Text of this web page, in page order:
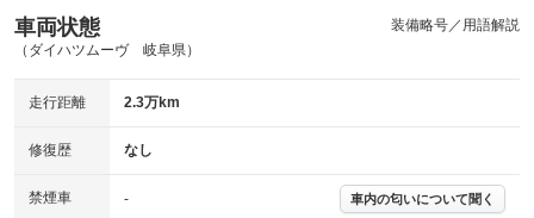
機関 主要機関に不具合はありません。
※グー鑑定は保証サービスではございません。購入時は必ず現車をご確認
下さい。
※実際にお渡しするコンディションチェックシートにつきましては、形式
および表示項目が異なる場合がございます。
車両状態
（ダイハツムーヴ 岐阜県）
装備略号／用語解説
走行距離 2.3万km
修復歴 なし
禁煙車 - 車内の匂いについて聞く